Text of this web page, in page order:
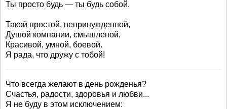
Ты просто будь — ты будь собой.
Такой простой, непринужденной,
Душой компании, смышленой,
Красивой, умной, боевой.
Я рада, что дружу с тобой!
Что всегда желают в день рожденья?
Счастья, радости, здоровья и любви...
Я не буду в этом исключением: